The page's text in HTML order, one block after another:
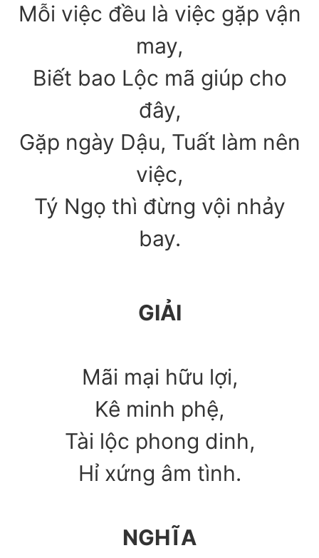
Mỗi việc đều là việc gặp vận
may,
Biết bao Lộc mã giúp cho
đây,
Gặp ngày Dậu, Tuất làm nên
việc,
Tý Ngọ thì đừng vội nhảy
bay.
GIẢI
Mãi mại hữu lợi,
Kê minh phệ,
Tài lộc phong dinh,
Hỉ xứng âm tình.
NGHĨA